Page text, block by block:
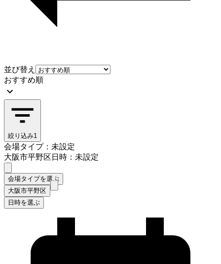
並び替え
おすすめ順
絞り込み1
会場タイプ：未設定
大阪市平野区日時：未設定
会場タイプを選ぶ
大阪市平野区
日時を選ぶ